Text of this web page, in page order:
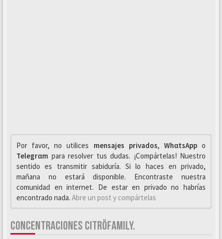
Por favor, no utilices mensajes privados, WhαtsAppo
Telegrαm para resolver tus dudas. ¡Compártelas! Nuestro
sentido es transmitir sabiduría. Si lo haces en privado,
mañana no estará disponible. Encontraste nuestra
comunidad en internet. De estar en privado no habrías
encontrado nada. Abre un post y compártelas
CONCENTRACIONES CITRÖFAMILY.